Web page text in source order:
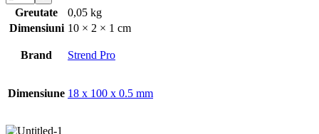
Greutate
0,05 kg
Dimensiuni 10 × 2 × 1 cm
Brand Strend Pro
Dimensiune 18 x 100 x 0.5 mm